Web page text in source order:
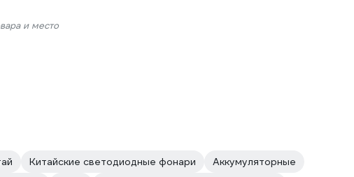
и место
Китайские светодиодные фонари
Аккумуляторные